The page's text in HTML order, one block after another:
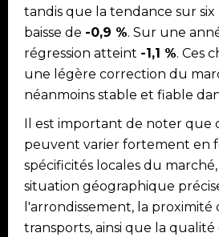
tandis que la tendance sur
baisse de -0,9 %. Sur une
régression atteint -1,1 %. Ces
une légère correction du
néanmoins stable et fiable
Il est important de noter que
peuvent varier fortement en
spécificités locales du
situation géographique
l'arrondissement, la proximité
transports, ainsi que la qualité